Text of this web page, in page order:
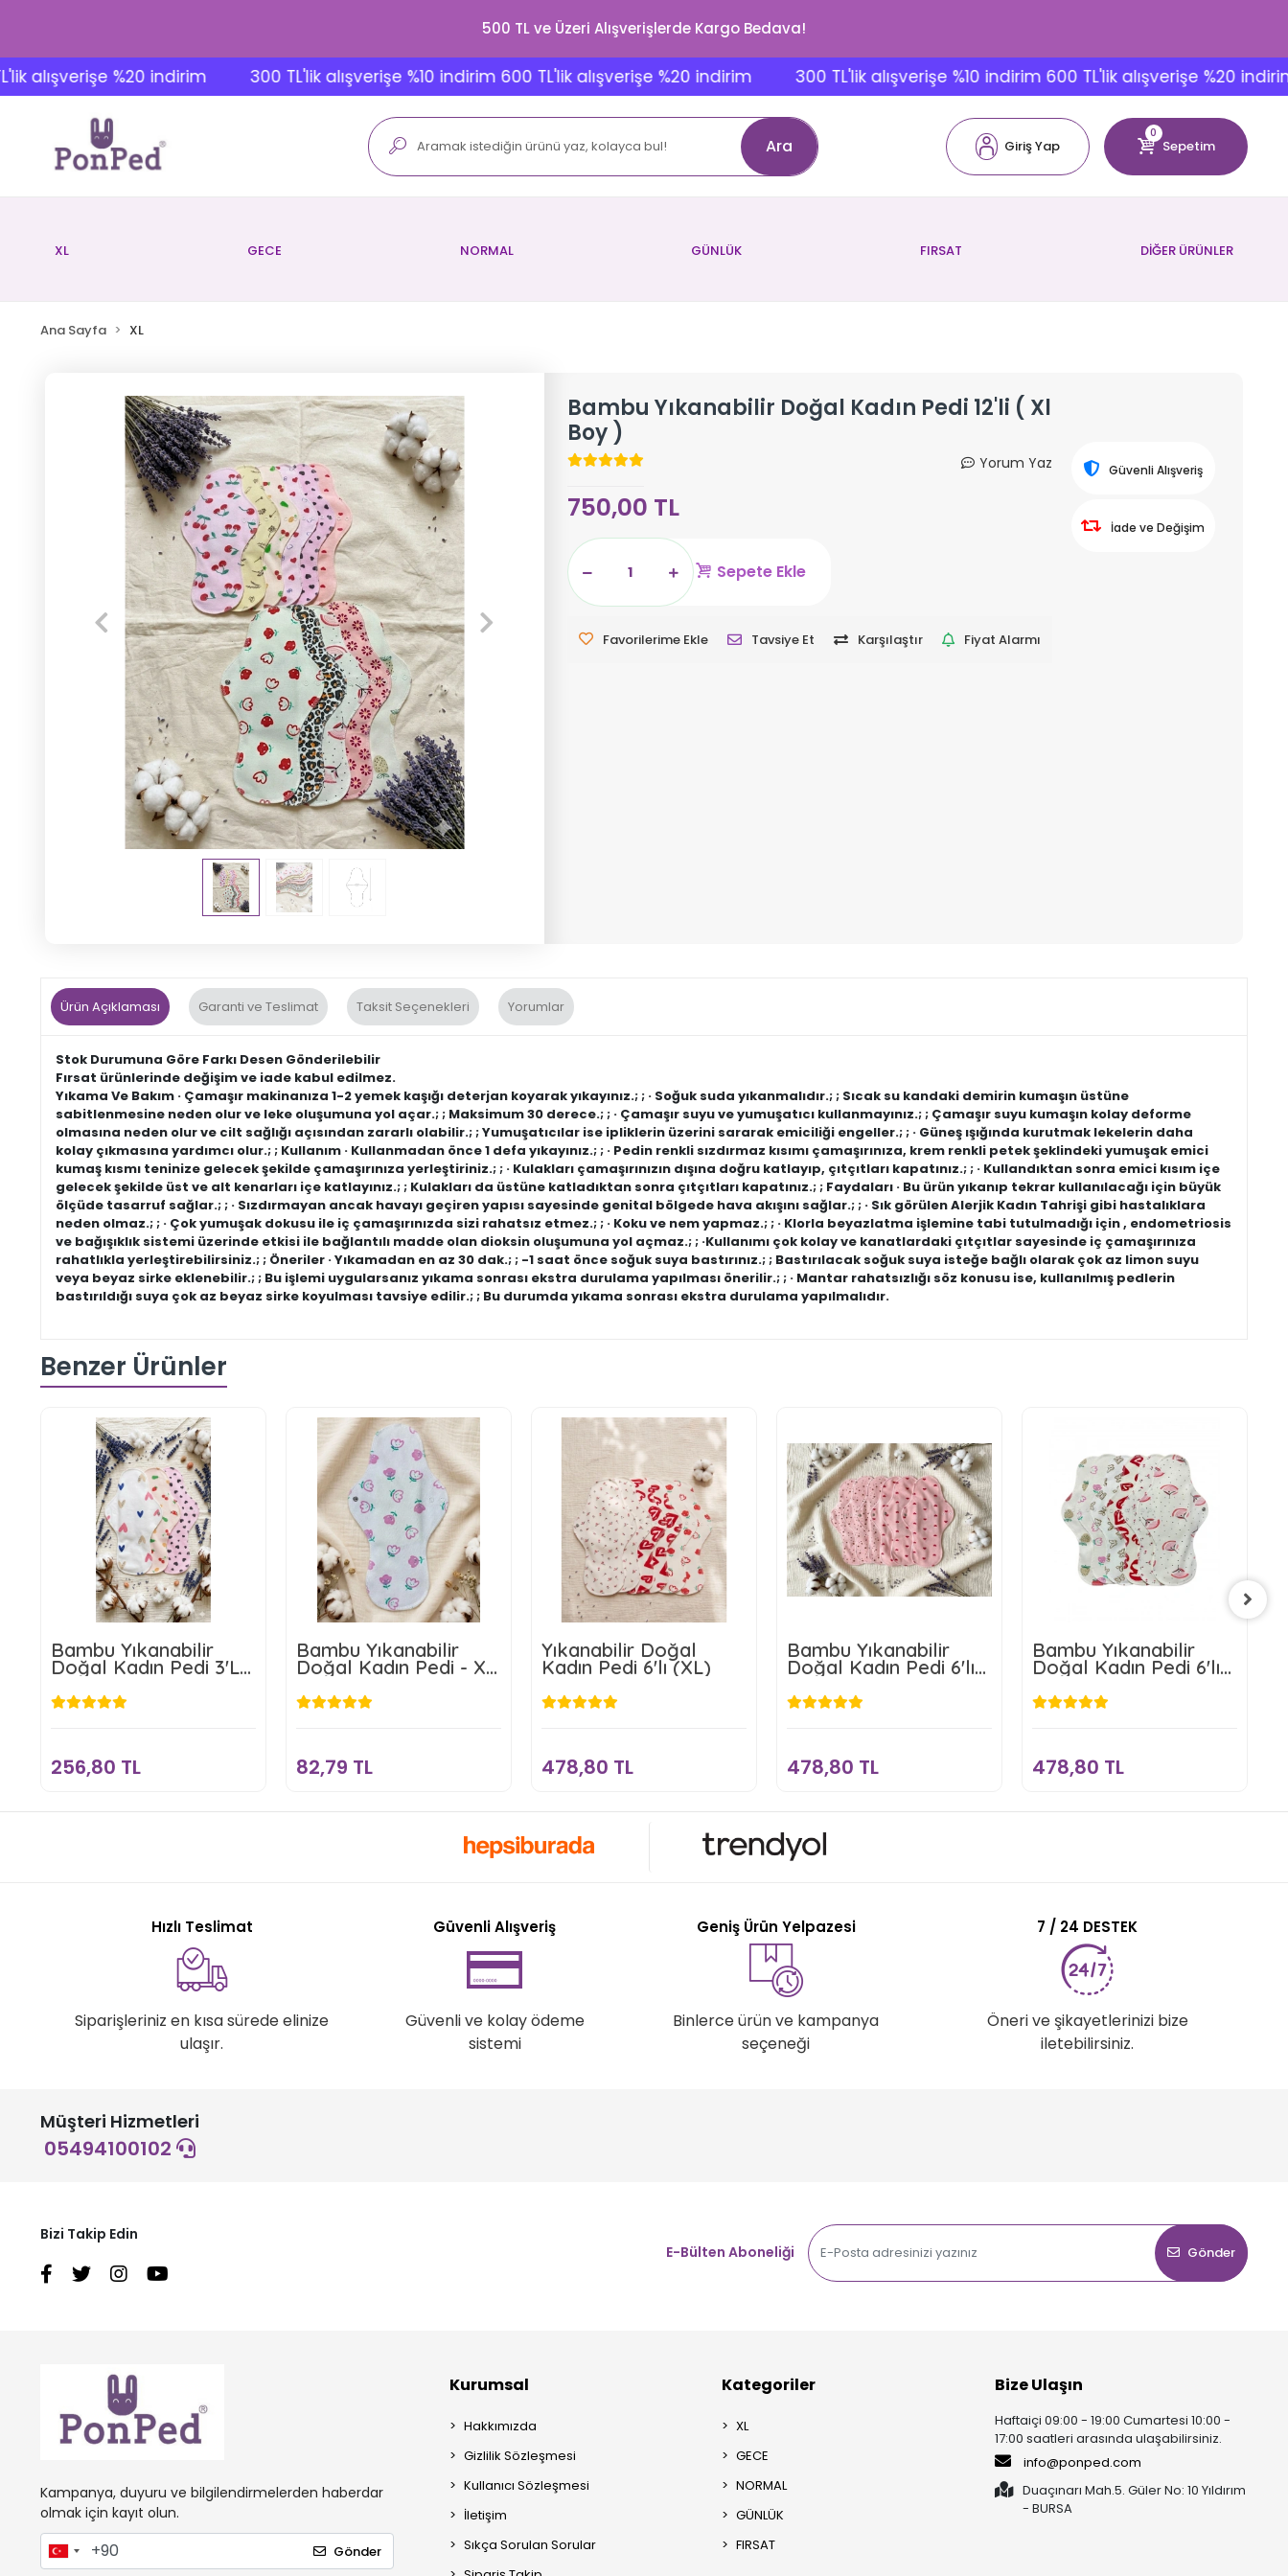
500 TL ve Üzeri Alışverişlerde Kargo Bedava!
%20 indirim 300 TL'lik alışverişe %10 indirim 600 TL'lik alışverişe %20 indirim 300 TL'lik alışverişe %10 indirim 600 TL'lik alışverişe %20 indirim
Ara Giriş Yap
0
Sepetim
XL GECE NORMAL GÜNLÜK FIRSAT DİĞER ÜRÜNLER
Ana Sayfa XL
Bambu Yıkanabilir Doğal Kadın Pedi 12'li ( Xl
Boy )
Yorum Yaz
750,00 TL
Sepete Ekle
Favorilerime Ekle Tavsiye Et Karşılaştır Fiyat Alarmı
Güvenli Alışveriş
İade ve Değişim
Ürün Açıklaması Garanti ve Teslimat Taksit Seçenekleri Yorumlar
Stok Durumuna Göre Farkı Desen Gönderilebilir
Fırsat ürünlerinde değişim ve iade kabul edilmez.
Yıkama Ve Bakım · Çamaşır makinanıza 1-2 yemek kaşığı deterjan koyarak yıkayınız.; ; · Soğuk suda yıkanmalıdır.; ; Sıcak su kandaki demirin kumaşın üstüne
sabitlenmesine neden olur ve leke oluşumuna yol açar.; ; Maksimum 30 derece.; ; · Çamaşır suyu ve yumuşatıcı kullanmayınız.; ; Çamaşır suyu kumaşın kolay deforme
olmasına neden olur ve cilt sağlığı açısından zararlı olabilir.; ; Yumuşatıcılar ise ipliklerin üzerini sararak emiciliği engeller.; ; · Güneş ışığında kurutmak lekelerin daha
kolay çıkmasına yardımcı olur.; ; Kullanım · Kullanmadan önce 1 defa yıkayınız.; ; · Pedin renkli sızdırmaz kısımı çamaşırınıza, krem renkli petek şeklindeki yumuşak emici
kumaş kısmı teninize gelecek şekilde çamaşırınıza yerleştiriniz.; ; · Kulakları çamaşırınızın dışına doğru katlayıp, çıtçıtları kapatınız.; ; · Kullandıktan sonra emici kısım içe
gelecek şekilde üst ve alt kenarları içe katlayınız.; ; Kulakları da üstüne katladıktan sonra çıtçıtları kapatınız.; ; Faydaları · Bu ürün yıkanıp tekrar kullanılacağı için büyük
ölçüde tasarruf sağlar.; ; · Sızdırmayan ancak havayı geçiren yapısı sayesinde genital bölgede hava akışını sağlar.; ; · Sık görülen Alerjik Kadın Tahrişi gibi hastalıklara
neden olmaz.; ; · Çok yumuşak dokusu ile iç çamaşırınızda sizi rahatsız etmez.; ; · Koku ve nem yapmaz.; ; · Klorla beyazlatma işlemine tabi tutulmadığı için , endometriosis
ve bağışıklık sistemi üzerinde etkisi ile bağlantılı madde olan dioksin oluşumuna yol açmaz.; ; ·Kullanımı çok kolay ve kanatlardaki çıtçıtlar sayesinde iç çamaşırınıza
rahatlıkla yerleştirebilirsiniz.; ; Öneriler · Yıkamadan en az 30 dak.; ; -1 saat önce soğuk suya bastırınız.; ; Bastırılacak soğuk suya isteğe bağlı olarak çok az limon suyu
veya beyaz sirke eklenebilir.; ; Bu işlemi uygularsanız yıkama sonrası ekstra durulama yapılması önerilir.; ; · Mantar rahatsızlığı söz konusu ise, kullanılmış pedlerin
bastırıldığı suya çok az beyaz sirke koyulması tavsiye edilir.; ; Bu durumda yıkama sonrası ekstra durulama yapılmalıdır.
Benzer Ürünler
Bambu Yıkanabilir
Doğal Kadın Pedi 3'LÜ
XL BOYUT (Ekstra
Büyük)
256,80 TL
256,80 TL
Bambu Yıkanabilir
Doğal Kadın Pedi - XL
BOYUT (Ekstra
Büyük)
82,79 TL
82,79 TL
Yıkanabilir Doğal
Kadın Pedi 6'lı (XL)
478,80 TL
478,80 TL
Bambu Yıkanabilir
Doğal Kadın Pedi 6'lı
Xl Boyut
478,80 TL
478,80 TL
Bambu Yıkanabilir
Doğal Kadın Pedi 6'lı
(XL BOY)
478,80 TL
478,80 TL
Hızlı Teslimat
Siparişleriniz en kısa sürede elinize
ulaşır.
Güvenli Alışveriş
Güvenli ve kolay ödeme
sistemi
Geniş Ürün Yelpazesi
Binlerce ürün ve kampanya
seçeneği
7 / 24 DESTEK
Öneri ve şikayetlerinizi bize
iletebilirsiniz.
Müşteri Hizmetleri
05494100102
Bizi Takip Edin
E-Bülten Aboneliği
Gönder
Kampanya, duyuru ve bilgilendirmelerden haberdar
olmak için kayıt olun.
Gönder
Kurumsal
Hakkımızda
Gizlilik Sözleşmesi
Kullanıcı Sözleşmesi
İletişim
Sıkça Sorulan Sorular
Kategoriler
XL
GECE
NORMAL
GÜNLÜK
FIRSAT
Bize Ulaşın
Haftaiçi 09:00 - 19:00 Cumartesi 10:00 -
17:00 saatleri arasında ulaşabilirsiniz.
info@ponped.com
Duaçınarı Mah.5. Güler No: 10 Yıldırım
- BURSA